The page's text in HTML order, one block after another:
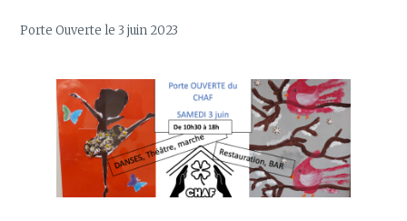
Porte Ouverte le 3 juin 2023